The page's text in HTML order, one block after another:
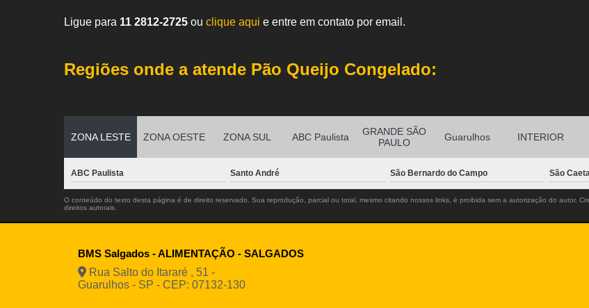
Ligue para 11 2812-2725 ou clique aqui e entre em contato por email.
Regiões onde a atende Pão Queijo Congelado:
ZONA LESTE ZONA OESTE ZONA SUL ABC Paulista
GRANDE SÃO
PAULO
Guarulhos INTERIOR
ABC Paulista Santo André São Bernardo do Campo São
O conteúdo do texto desta página é de direito reservado. Sua reprodução, parcial ou total, mesmo citando nossos links, é proibida sem a autorização do autor.
direitos autorais
BMS Salgados - ALIMENTAÇÃO - SALGADOS
Rua Salto do Itararé , 51 -
Guarulhos - SP - CEP: 07132-130